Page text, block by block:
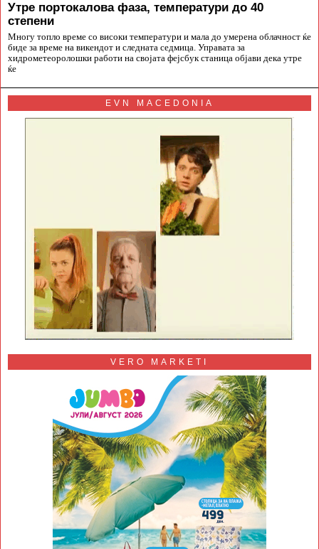
Утре портокалова фаза, температури до 40
степени
Многу топло време со високи температури и мала до умерена облачност ќе
биде за време на викендот и следната седмица. Управата за
хидрометеоролошки работи на својата фејсбук станица објави дека утре
ќе
EVN MACEDONIA
VERO MARKETI